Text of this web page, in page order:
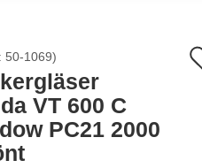
vergessen?
50-1069)
VT 600 C
PC21 2000